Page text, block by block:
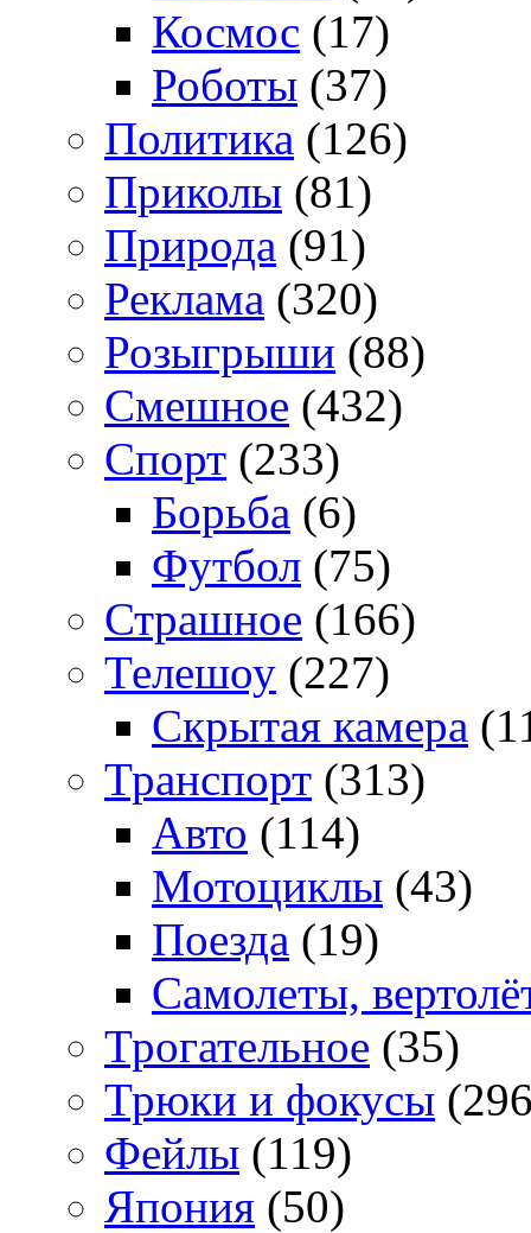
Космос (17)
Роботы (37)
Политика (126)
Приколы (81)
Природа (91)
Реклама (320)
Розыгрыши (88)
Смешное (432)
Спорт (233)
Борьба (6)
Футбол (75)
Страшное (166)
Телешоу (227)
Скрытая камера
Транспорт (313)
Авто (114)
Мотоциклы (43)
Поезда (19)
Самолеты,
Трогательное (35)
Трюки и фокусы
Фейлы (119)
Япония (50)